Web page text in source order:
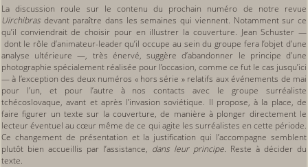
La discussion roule sur le contenu du prochain numéro de notre revue
Uirchibras devant paraître dans les semaines qui viennent. Notamment sur ce
qu’il conviendrait de choisir pour en illustrer la couverture. Jean Schuster —
dont le rôle d’animateur-leader qu’il occupe au sein du groupe fera l’objet d’une
analyse ultérieure —, très énervé, suggère d’abandonner le principe d’une
photographie spécialement réalisée pour l’occasion, comme ce fut le cas jusqu’ici
— à l’exception des deux numéros « hors série » relatifs aux événements de mai
pour l’un, et pour l’autre à nos contacts avec le groupe surréaliste
tchécoslovaque, avant et après l’invasion soviétique. Il propose, à la place, de
faire figurer un texte sur la couverture, de manière à plonger directement le
lecteur éventuel au cœur même de ce qui agite les surréalistes en cette période.
Ce changement de présentation et la justification qui l’accompagne semblent
plutôt bien accueillis par l’assistance, dans leur principe. Reste à décider du
texte.